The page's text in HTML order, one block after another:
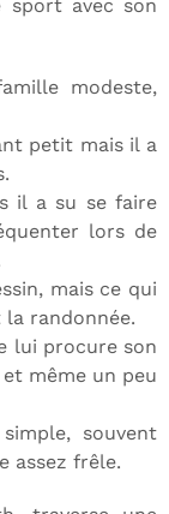
sport avec son
modeste,
petit mais il a
il a su se faire
lors de
mais ce qui
la randonnée.
lui procure son
même un peu
souvent
assez frêle.